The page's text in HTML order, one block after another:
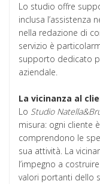
Lo studio offre
inclusa l’assistenza
nella redazione di
servizio è
supporto dedicato
aziendale.
La vicinanza al
Lo Studio
misura: ogni cliente
comprendono le
sua attività. La
l’impegno a
valori portanti dello